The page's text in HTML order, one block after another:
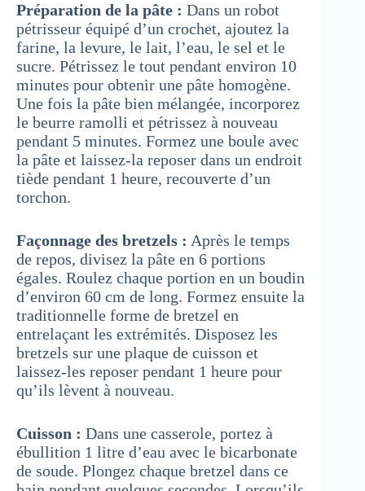
Préparation de la pâte : Dans un robot
pétrisseur équipé d’un crochet, ajoutez la
farine, la levure, le lait, l’eau, le sel et le
sucre. Pétrissez le tout pendant environ 10
minutes pour obtenir une pâte homogène.
Une fois la pâte bien mélangée, incorporez
le beurre ramolli et pétrissez à nouveau
pendant 5 minutes. Formez une boule avec
la pâte et laissez-la reposer dans un endroit
tiède pendant 1 heure, recouverte d’un
torchon.
Façonnage des bretzels : Après le temps
de repos, divisez la pâte en 6 portions
égales. Roulez chaque portion en un boudin
d’environ 60 cm de long. Formez ensuite la
traditionnelle forme de bretzel en
entrelaçant les extrémités. Disposez les
bretzels sur une plaque de cuisson et
laissez-les reposer pendant 1 heure pour
qu’ils lèvent à nouveau.
Cuisson : Dans une casserole, portez à
ébullition 1 litre d’eau avec le bicarbonate
de soude. Plongez chaque bretzel dans ce